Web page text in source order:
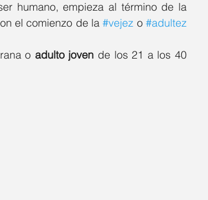
el comienzo de la #vejez o #adultez
o adulto joven de los 21 a los 40